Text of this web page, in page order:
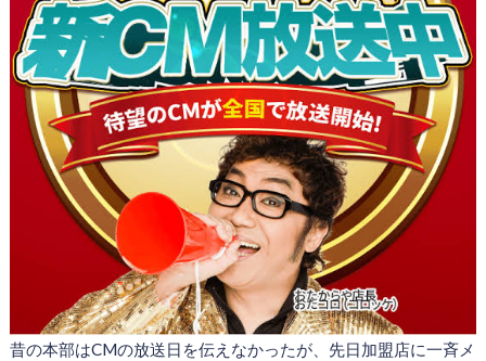
昔の本部はCMの放送日を伝えなかったが、先日加盟店に一斉メ